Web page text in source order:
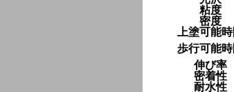
粘度
密度
上塗可能
歩行可能時
伸び率
密着性
耐水性